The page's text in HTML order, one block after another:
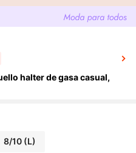
halter de gasa casual,
8/10 (L)